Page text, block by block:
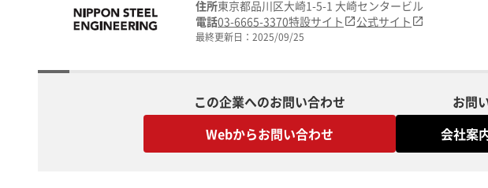
住所東京都品川区大崎1-5-1 大崎センタービル
電話03-6665-3370特設サイト 公式サイト
最終更新日： 2025/09/25
この企業へのお問い合わせ
Webからお問い合わせ
お問
会社案